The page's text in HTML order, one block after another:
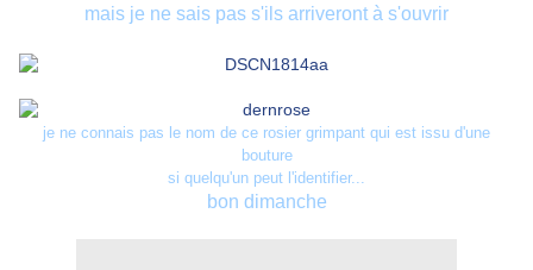
mais je ne sais pas s'ils arriveront à s'ouvrir
je ne connais pas le nom de ce rosier grimpant qui est issu d'une
bouture
si quelqu'un peut l'identifier...
bon dimanche